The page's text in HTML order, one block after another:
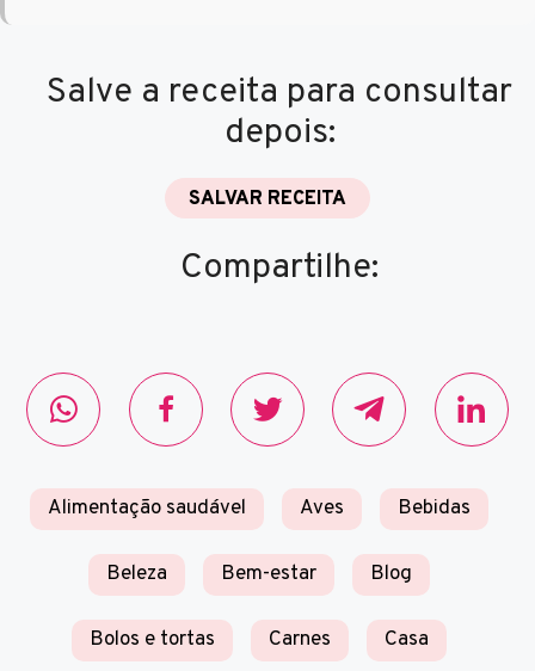
Salve a receita para consultar
depois:
SALVAR RECEITA
Compartilhe:
Alimentação saudável Aves Bebidas
Beleza Bem-estar Blog
Bolos e tortas Carnes Casa